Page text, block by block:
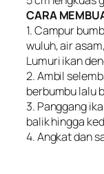
CARA
1. Campur
wuluh, air
Lumuri ikan
2. Ambil
berbumbu lalu
3. Panggang
balik hingga
4. Angkat dan